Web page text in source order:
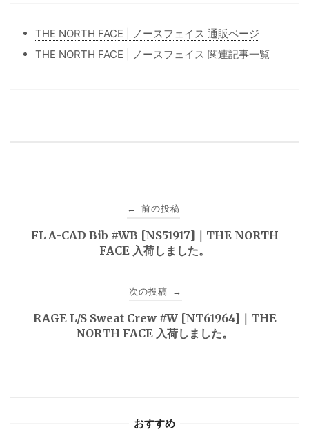
THE NORTH FACE | ノースフェイス 通販ページ
THE NORTH FACE | ノースフェイス 関連記事一覧
← 前の投稿
FL A-CAD Bib #WB [NS51917]｜THE NORTH
FACE 入荷しました。
次の投稿 →
RAGE L/S Sweat Crew #W [NT61964]｜THE
NORTH FACE 入荷しました。
おすすめ